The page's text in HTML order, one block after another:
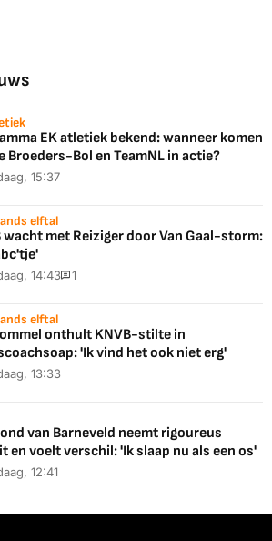
EK atletiek bekend: wanneer komen
Broeders-Bol en TeamNL in actie?
15:37
elftal
wacht met Reiziger door Van Gaal-storm:
14:43 1
elftal
onthult KNVB-stilte in
'Ik vind het ook niet erg'
13:33
van Barneveld neemt rigoureus
en voelt verschil: 'Ik slaap nu als een os'
12:41